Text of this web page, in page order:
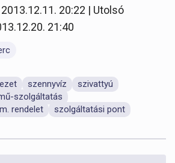
20:22 | Utolsó
21:40
szennyvíz
szivattyú
szolgáltatás
rendelet
szolgáltatási pont